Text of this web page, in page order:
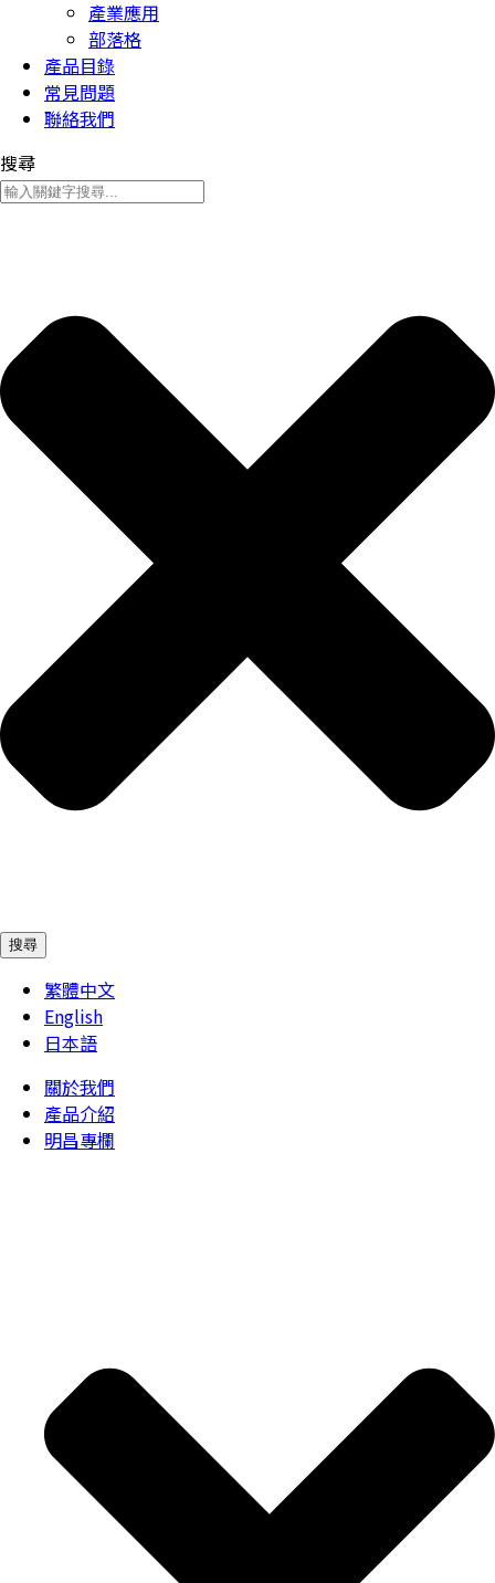
產業應用
部落格
產品目錄
常見問題
聯絡我們
搜尋
搜尋
繁體中文
English
日本語
關於我們
產品介紹
明昌專欄